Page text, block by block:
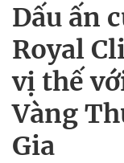
Dấu ấn
Royal
vị thế
Vàng
Gia